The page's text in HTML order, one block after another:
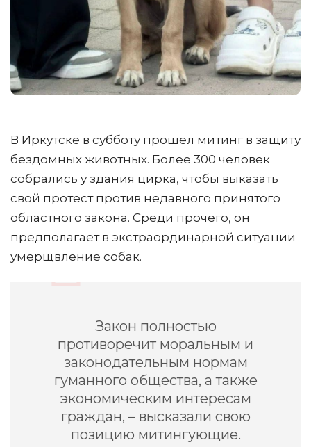
В Иркутске в субботу прошел митинг в защиту
бездомных животных. Более 300 человек
собрались у здания цирка, чтобы выказать
свой протест против недавного принятого
областного закона. Среди прочего, он
предполагает в экстраординарной ситуации
умерщвление собак.
Закон полностью
противоречит моральным и
законодательным нормам
гуманного общества, а также
экономическим интересам
граждан, – высказали свою
позицию митингующие.